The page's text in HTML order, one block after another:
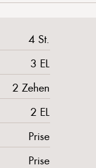
4 St.
3 EL
2 Zehen
2 EL
Prise
Prise